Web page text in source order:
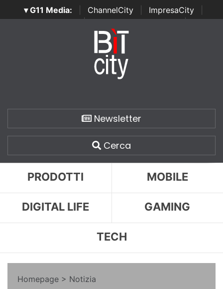
▾ G11 Media: ChannelCity ImpresaCity
SecurityOpenLab | Italian Channel Awards | Italian
Italian Security Awards
Newsletter
Cerca
PRODOTTI MOBILE
DIGITAL LIFE GAMING
TECH
Homepage > Notizia